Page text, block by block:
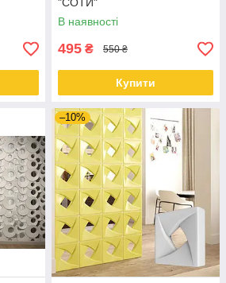
В наявності
495 ₴ 550 ₴
Купити
–10%